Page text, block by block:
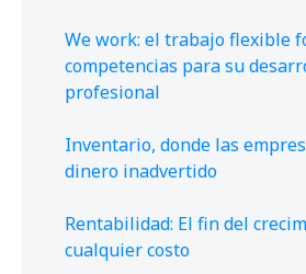
We work: el trabajo flexible
competencias para su
profesional
Inventario, donde las
dinero inadvertido
Rentabilidad: El fin del
cualquier costo